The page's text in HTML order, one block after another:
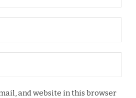
and website in this browser